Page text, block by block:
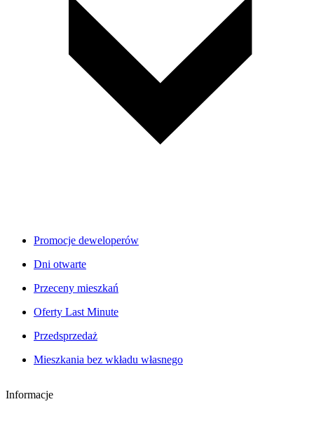
Promocje deweloperów
Dni otwarte
Przeceny mieszkań
Oferty Last Minute
Przedsprzedaż
Mieszkania bez wkładu własnego
Informacje